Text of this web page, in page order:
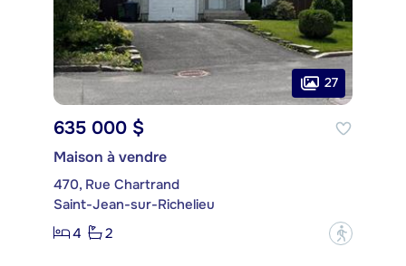
27
635 000 $
Maison à vendre
470, Rue Chartrand
Saint-Jean-sur-Richelieu
4
2 ?